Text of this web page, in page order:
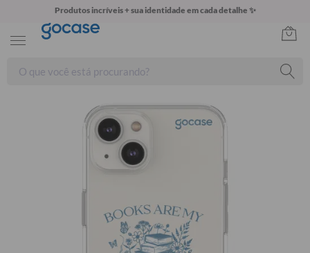
Produtos incríveis + sua identidade em cada detalhe ✨